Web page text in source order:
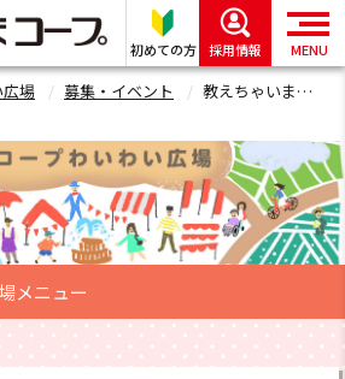
初めての方 採用情報 MENU
広場 募集・イベント 教えちゃいます！！ 私たちの好きなコープ商品パート２フォーム
メニュー